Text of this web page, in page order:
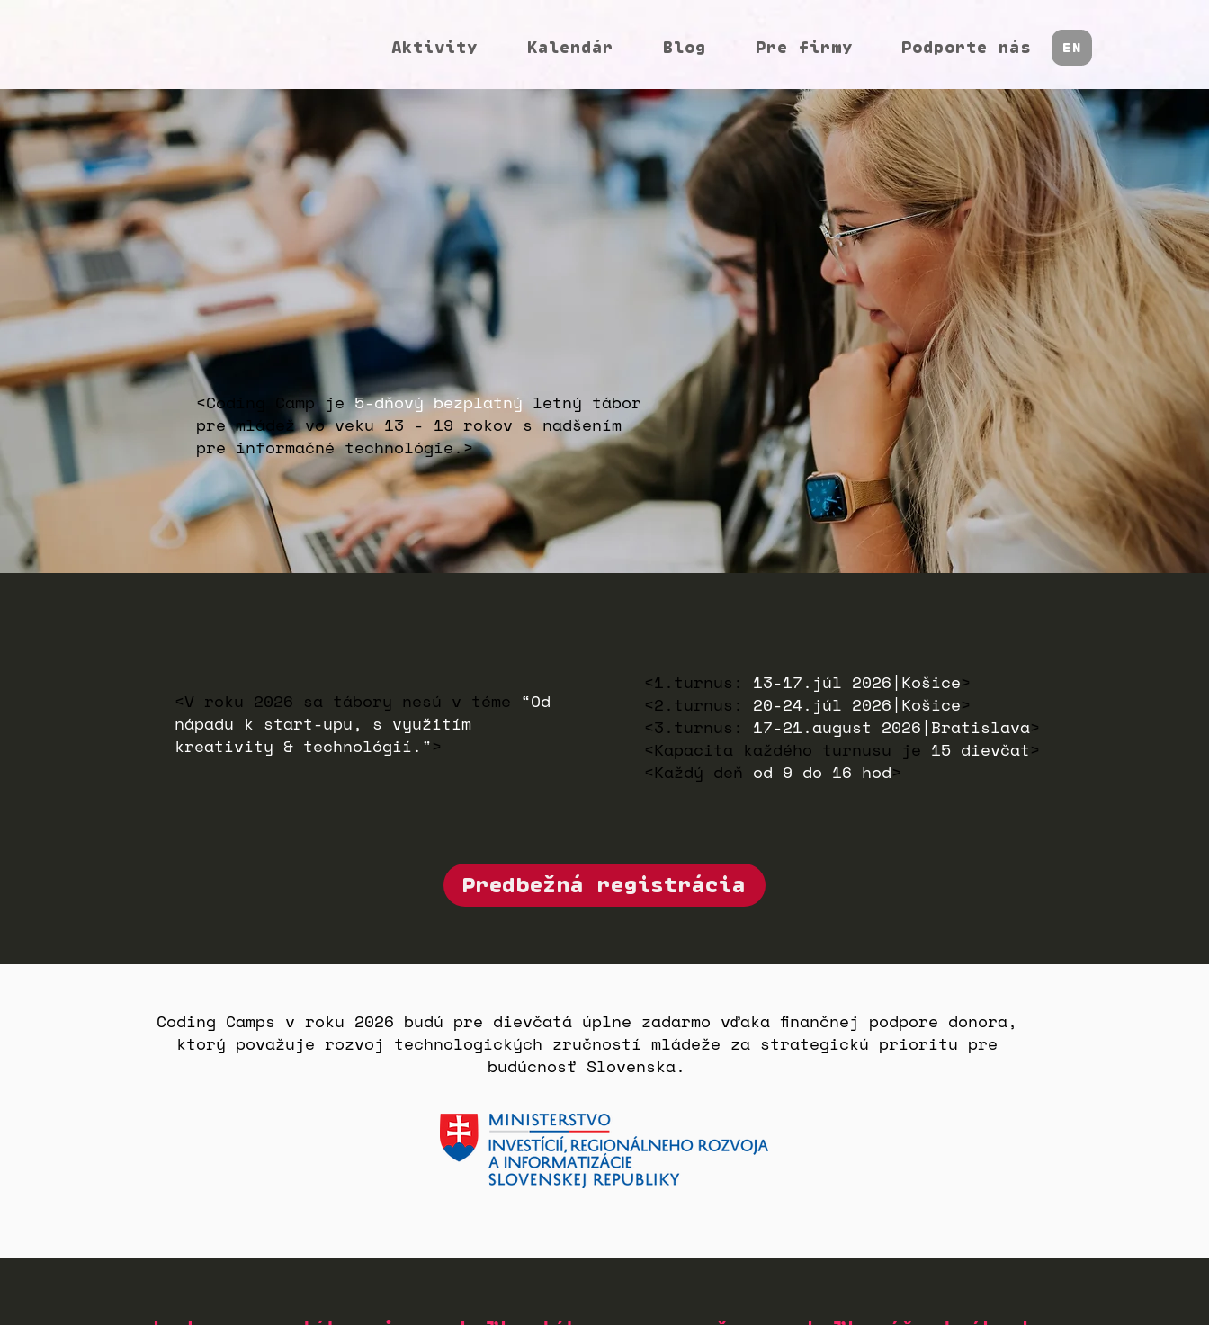
Aktivity Kalendár Blog Pre firmy Podporte nás EN
<Coding Camp je5-dňový bezplatný letný tábor
pre mládež vo veku13 - 19 rokov s nadšením
pre informačné technológie.>
<V roku 2026 sa tábory nesú v téme “Od
nápadu k start-upu, s využitím
kreativity & technológií.">
<1.turnus: 13-17.júl 2026|Košice>
<2.turnus: 20-24.júl 2026|Košice>
<3.turnus: 17-21.august 2026|Bratislava>
<Kapacita každého turnusu je 15 dievčat>
<Každý deň od 9 do 16 hod>
Predbežná registrácia
Coding Camps v roku 2026 budú pre dievčatá úplne zadarmo vďaka finančnej podpore donora,
ktorý považuje rozvoj technologických zručností mládeže za strategickú prioritu pre
budúcnosť Slovenska.